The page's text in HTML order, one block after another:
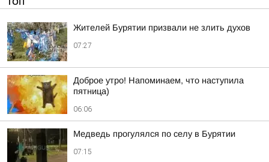
Жителей Бурятии призвали не злить духов
07:27
Доброе утро! Напоминаем, что наступила
пятница)
06:06
Медведь прогулялся по селу в Бурятии
07:15